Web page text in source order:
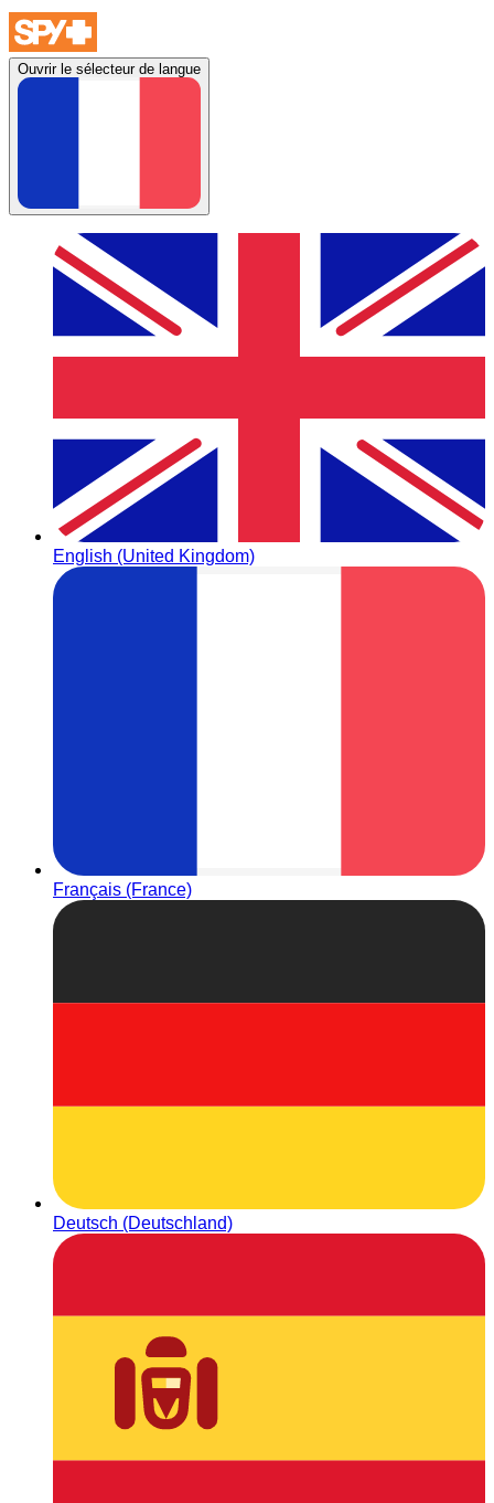
Ouvrir le sélecteur de langue
English (United Kingdom)
Français (France)
Deutsch (Deutschland)